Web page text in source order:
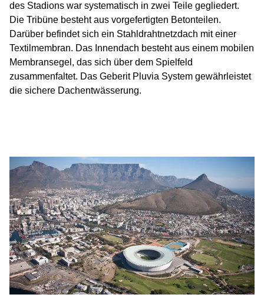
des Stadions war systematisch in zwei Teile gegliedert.
Die Tribüne besteht aus vorgefertigten Betonteilen.
Darüber befindet sich ein Stahldrahtnetzdach mit einer
Textilmembran. Das Innendach besteht aus einem mobilen
Membransegel, das sich über dem Spielfeld
zusammenfaltet. Das Geberit Pluvia System gewährleistet
die sichere Dachentwässerung.